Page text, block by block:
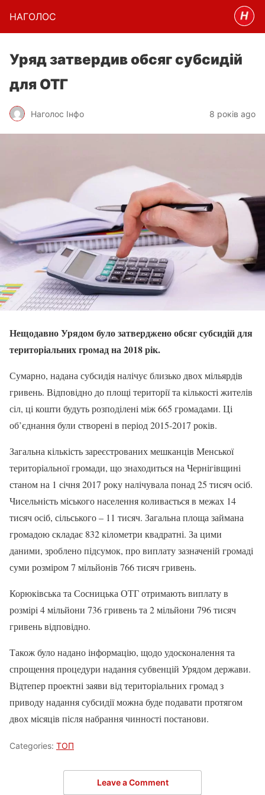
НАГОЛОC
Уряд затвердив обсяг субсидій
для ОТГ
Наголос Інфо 8 років ago
Нещодавно Урядом було затверджено обсяг субсидій для
територіальних громад на 2018 рік.
Сумарно, надана субсидія налічує близько двох мільярдів
гривень. Відповідно до площі території та кількості жителів
сіл, ці кошти будуть розподілені між 665 громадами. Ці
об’єднання були створені в період 2015-2017 років.
Загальна кількість зареєстрованих мешканців Менської
територіальної громади, що знаходиться на Чернігівщині
станом на 1 січня 2017 року налічувала понад 25 тисяч осіб.
Чисельність міського населення коливається в межах 14
тисяч осіб, сільського – 11 тисяч. Загальна площа займана
громадою складає 832 кілометри квадратні. За цими
даними, зроблено підсумок, про виплату зазначеній громаді
суми розміром 7 мільйонів 766 тисяч гривень.
Корюківська та Сосницька ОТГ отримають виплату в
розмірі 4 мільйони 736 гривень та 2 мільйони 796 тисяч
гривень відповідно.
Також було надано інформацію, щодо удосконалення та
спрощення процедури надання субвенцій Урядом держави.
Відтепер проектні заяви від територіальних громад з
приводу надання субсидії можна буде подавати протягом
двох місяців після набрання чинності постанови.
Categories: ТОП
Leave a Comment